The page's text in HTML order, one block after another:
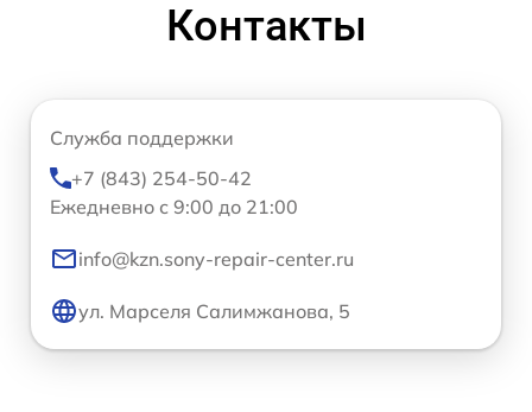
Контакты
Служба поддержки
+7 (843) 254-50-42
Ежедневно с 9:00 до 21:00
info@kzn.sony-repair-center.ru
ул. Марселя Салимжанова, 5